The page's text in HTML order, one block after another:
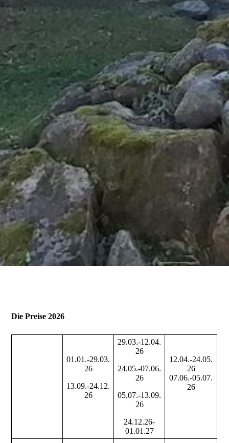
Die Preise 2026
01.01.-29.03.
26
13.09.-24.12.
26
29.03.-12.04.
26
24.05.-07.06.
26
05.07.-13.09.
26
24.12.26-
01.01.27
12.04.-24.05.
26
07.06.-05.07.
26